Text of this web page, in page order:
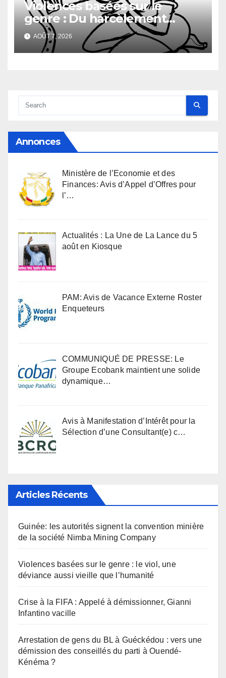
Violences basées sur le
genre : Du harcèlement
sexuel
AOÛT 7, 2026
Annonces
Ministère de l’Economie et des
Finances: Avis d’Appel d’Offres pour
l’…
Actualités : La Une de La Lance du 5
août en Kiosque
PAM: Avis de Vacance Externe Roster
Enqueteurs
COMMUNIQUÉ DE PRESSE: Le
Groupe Ecobank maintient une solide
dynamique…
Avis à Manifestation d’Intérêt pour la
Sélection d’une Consultant(e) c…
Articles Récents
Guinée: les autorités signent la convention minière
de la société Nimba Mining Company
Violences basées sur le genre : le viol, une
déviance aussi vieille que l’humanité
Crise à la FIFA : Appelé à démissionner, Gianni
Infantino vacille
Arrestation de gens du BL à Guéckédou : vers une
démission des conseillés du parti à Ouendé-
Kénéma ?